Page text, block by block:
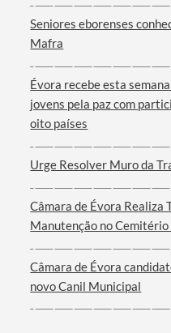
Seniores eborenses
Mafra
Évora recebe esta
jovens pela paz com
oito países
Urge Resolver Muro da
Câmara de Évora Realiza
Manutenção no Cemitério
Câmara de Évora
novo Canil Municipal